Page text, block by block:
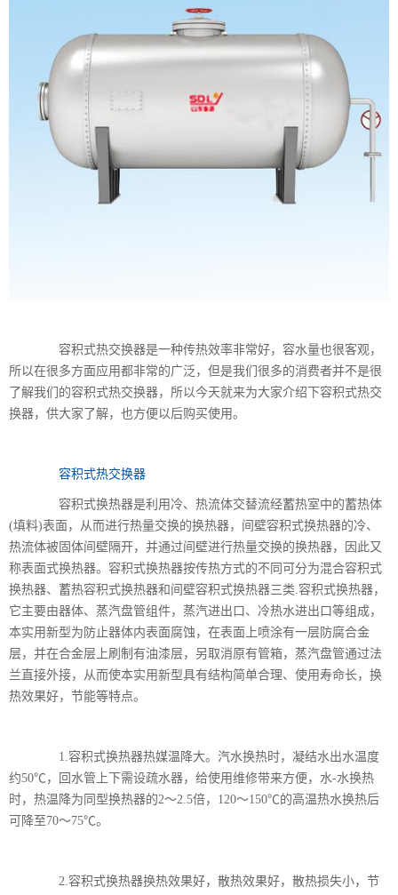
容积式热交换器是一种传热效率非常好，容水量也很客观，
所以在很多方面应用都非常的广泛，但是我们很多的消费者并不是很
了解我们的容积式热交换器，所以今天就来为大家介绍下容积式热交
换器，供大家了解，也方便以后购买使用。
容积式热交换器
容积式换热器是利用冷、热流体交替流经蓄热室中的蓄热体
(填料)表面，从而进行热量交换的换热器，间壁容积式换热器的冷、
热流体被固体间壁隔开，并通过间壁进行热量交换的换热器，因此又
称表面式换热器。容积式换热器按传热方式的不同可分为混合容积式
换热器、蓄热容积式换热器和间壁容积式换热器三类.容积式换热器，
它主要由器体、蒸汽盘管组件，蒸汽进出口、冷热水进出口等组成，
本实用新型为防止器体内表面腐蚀，在表面上喷涂有一层防腐合金
层，并在合金层上刷制有油漆层，另取消原有管箱，蒸汽盘管通过法
兰直接外接，从而使本实用新型具有结构简单合理、使用寿命长，换
热效果好，节能等特点。
1.容积式换热器热媒温降大。汽水换热时，凝结水出水温度
约50℃，回水管上下需设疏水器，给使用维修带来方便，水-水换热
时，热温降为同型换热器的2～2.5倍，120～150℃的高温热水换热后
可降至70～75℃。
2.容积式换热器换热效果好，散热效果好，散热损失小，节